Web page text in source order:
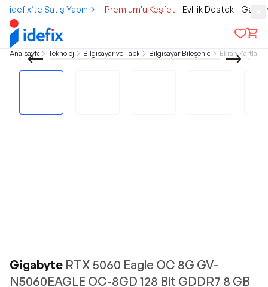
idefix’te Satış Yapın Premium'u Keşfet Evlilik Destek
Ana sayfa Teknoloji Bilgisayar ve Tablet Bilgisayar Bileşenleri Ekran Kartları
Gigabyte RTX 5060 Eagle OC 8G GV-
N5060EAGLE OC-8GD 128 Bit GDDR7 8 GB